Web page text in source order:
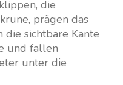
die
prägen das
die sichtbare Kante
und fallen
unter die